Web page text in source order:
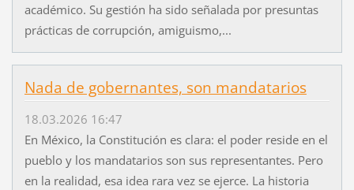
académico. Su gestión ha sido señalada por presuntas
prácticas de corrupción, amiguismo,...
Nada de gobernantes, son mandatarios
18.03.2026 16:47
En México, la Constitución es clara: el poder reside en el
pueblo y los mandatarios son sus representantes. Pero
en la realidad, esa idea rara vez se ejerce. La historia